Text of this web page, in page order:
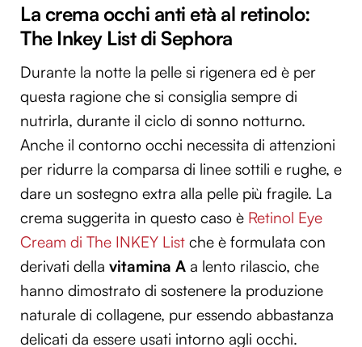
La crema occhi anti età al retinolo:
The Inkey List di Sephora
Durante la notte la pelle si rigenera ed è per
questa ragione che si consiglia sempre di
nutrirla, durante il ciclo di sonno notturno.
Anche il contorno occhi necessita di attenzioni
per ridurre la comparsa di linee sottili e rughe, e
dare un sostegno extra alla pelle più fragile. La
crema suggerita in questo caso è Retinol Eye
Cream di The INKEY List che è formulata con
derivati della vitamina A a lento rilascio, che
hanno dimostrato di sostenere la produzione
naturale di collagene, pur essendo abbastanza
delicati da essere usati intorno agli occhi.